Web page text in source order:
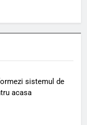
sistemul de
acasa